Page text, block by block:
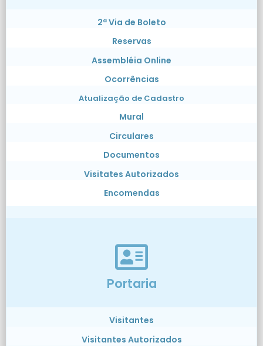
2ª Via de Boleto
Reservas
Assembléia Online
Ocorrências
Atualização de Cadastro
Mural
Circulares
Documentos
Visitates Autorizados
Encomendas
Portaria
Visitantes
Visitantes Autorizados